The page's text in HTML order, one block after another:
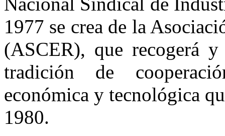
1977 se crea de la
(ASCER), que recogerá
tradición de
económica y tecnológica
1980.